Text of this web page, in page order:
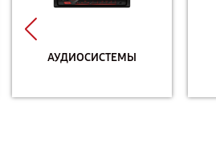
АУДИОСИСТЕМЫ